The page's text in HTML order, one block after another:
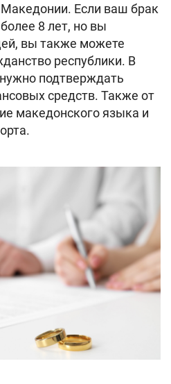
Если ваш брак
8 лет, но вы
вы также можете
республики. В
подтверждать
средств. Также от
македонского языка и